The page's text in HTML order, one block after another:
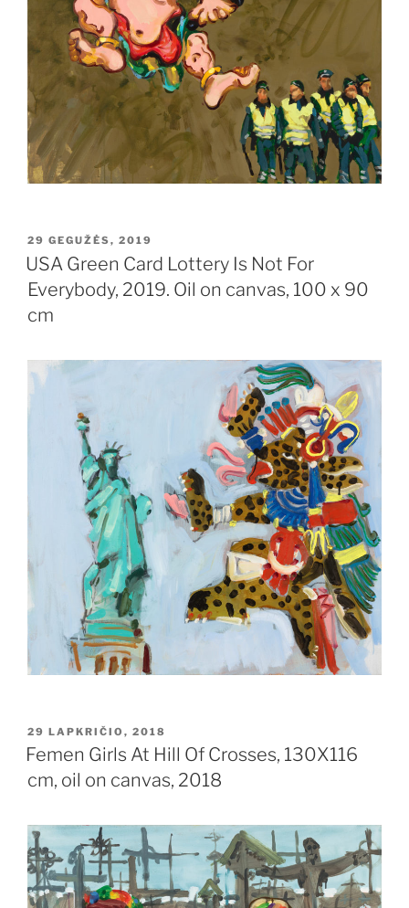
PASKELBTA
29 GEGUŽĖS, 2019
USA Green Card Lottery Is Not For
Everybody, 2019. Oil on canvas, 100 x 90
cm
PASKELBTA
29 LAPKRIČIO, 2018
Femen Girls At Hill Of Crosses, 130X116
cm, oil on canvas, 2018